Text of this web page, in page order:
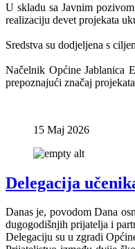
U skladu sa Javnim
realizaciju devet projekata
Sredstva su dodjeljena s
Načelnik Općine Jablanica
prepoznajući značaj
15 Maj 2026
Delegacija
Danas je, povodom Dana
dugogodišnjih prijatelja i
Delegaciju su u zgradi